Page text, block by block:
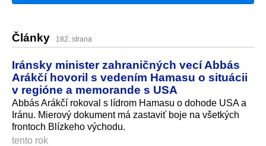
Články 182. strana
Iránsky minister zahraničných vecí Abbás
Arákčí hovoril s vedením Hamasu o situácii
v regióne a memorande s USA
Abbás Arákčí rokoval s lídrom Hamasu o dohode USA a
Iránu. Mierový dokument má zastaviť boje na všetkých
frontoch Blízkeho východu.
tento rok